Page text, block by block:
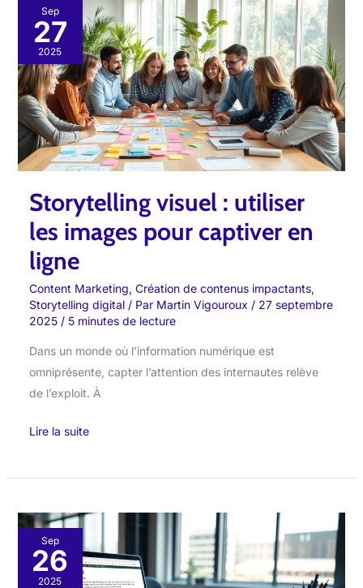
Sep
27
2025
Storytelling visuel : utiliser
les images pour captiver en
ligne
Content Marketing, Création de contenus impactants,
Storytelling digital/ Par Martin Vigouroux / 27 septembre
2025 / 5 minutes de lecture
Dans un monde où l’information numérique est
omniprésente, capter l’attention des internautes relève
de l’exploit. À
Storytelling
visuel
utiliser
les
images
pour
captiver
ligne
Lire la suite
Sep
26
2025
UX
Writing